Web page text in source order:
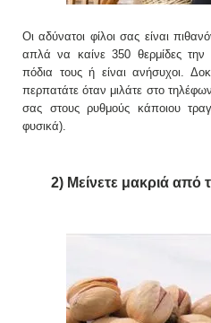
Οι αδύνατοι φίλοι σας είναι
απλά να καίνε 350 θερμίδες
πόδια τους ή είναι ανήσυχοι.
περπατάτε όταν μιλάτε στο
σας στους ρυθμούς κάποιου
φυσικά).
2) Μείνετε μακριά από